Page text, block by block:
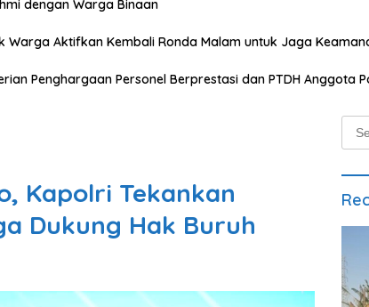
dengan Warga Binaan
Aktifkan Kembali Ronda Malam untuk Jaga
Penghargaan Personel Berprestasi dan PTDH Anggota
Kapolri Tekankan
Dukung Hak Buruh
for: